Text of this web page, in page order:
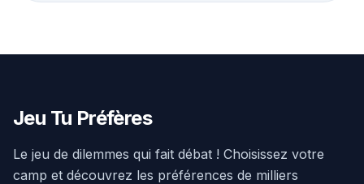
Jeu Tu Préfères
Le jeu de dilemmes qui fait débat ! Choisissez votre
camp et découvrez les préférences de milliers